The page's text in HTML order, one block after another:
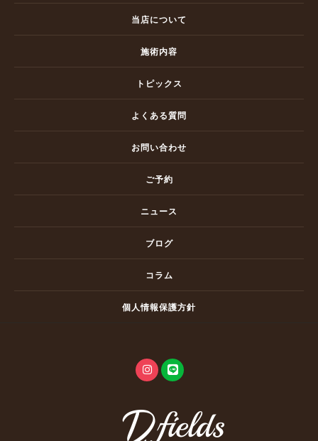
当店について
施術内容
トピックス
よくある質問
お問い合わせ
ご予約
ニュース
ブログ
コラム
個人情報保護方針